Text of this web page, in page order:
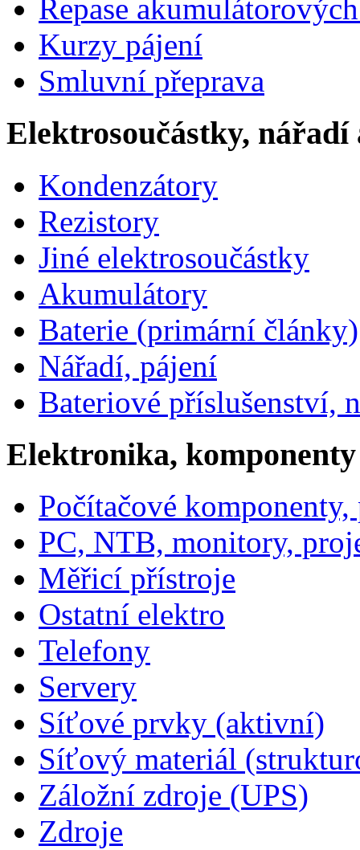
Repase
Kurzy pájení
Smluvní přeprava
Elektrosoučástky, nářadí
Kondenzátory
Rezistory
Jiné elektrosoučástky
Akumulátory
Baterie (primární články)
Nářadí, pájení
Bateriové příslušenství,
Elektronika, komponenty
Počítačové
PC, NTB, monitory,
Měřicí přístroje
Ostatní elektro
Telefony
Servery
Síťové prvky (aktivní)
Síťový materiál
Záložní zdroje (UPS)
Zdroje